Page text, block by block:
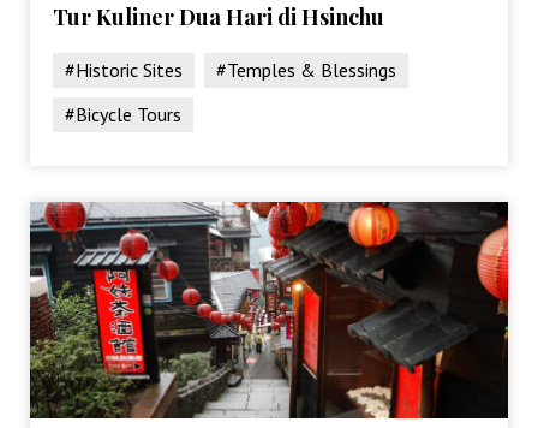
Tur Kuliner Dua Hari di Hsinchu
#Historic Sites
#Temples & Blessings
#Bicycle Tours